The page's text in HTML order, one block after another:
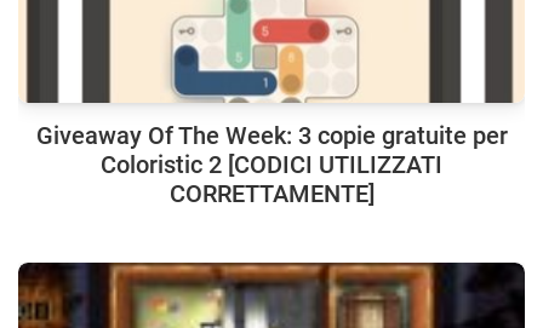
Giveaway Of The Week: 3 copie gratuite per
Coloristic 2 [CODICI UTILIZZATI
CORRETTAMENTE]